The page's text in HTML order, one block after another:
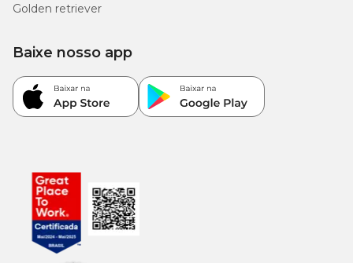
Golden retriever
Baixe nosso app